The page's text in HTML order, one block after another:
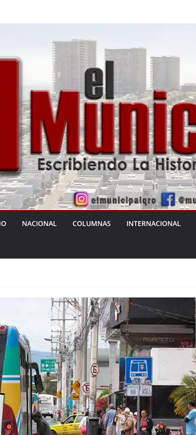
NACIONAL COLUMNAS INTERNACIONAL